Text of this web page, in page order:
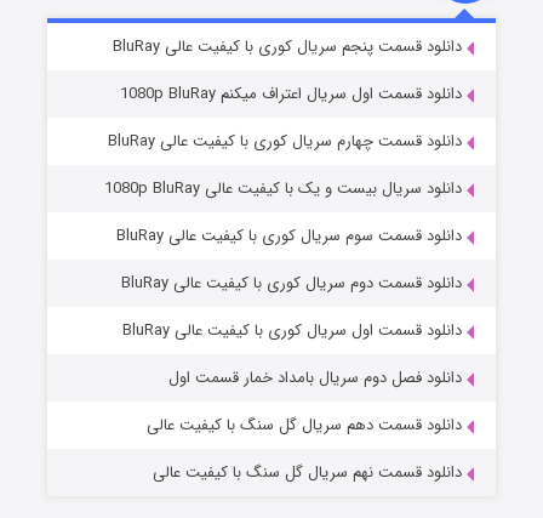
قسمت۲ (زیرنویس) منتشر شد
مردگان متحرک: شهر مرده ۳
قسمت۲ (زیرنویس) منتشر شد
دانلود قسمت پنجم سریال کوری با کیفیت عالی BluRay
دانلود قسمت اول سریال اعتراف میکنم 1080p BluRay
دانلود قسمت چهارم سریال کوری با کیفیت عالی BluRay
دانلود سریال بیست و یک با کیفیت عالی 1080p BluRay
دانلود قسمت سوم سریال کوری با کیفیت عالی BluRay
دانلود قسمت دوم سریال کوری با کیفیت عالی BluRay
دانلود قسمت اول سریال کوری با کیفیت عالی BluRay
دانلود فصل دوم سریال بامداد خمار قسمت اول
دانلود قسمت دهم سریال گل سنگ با کیفیت عالی
دانلود قسمت نهم سریال گل سنگ با کیفیت عالی